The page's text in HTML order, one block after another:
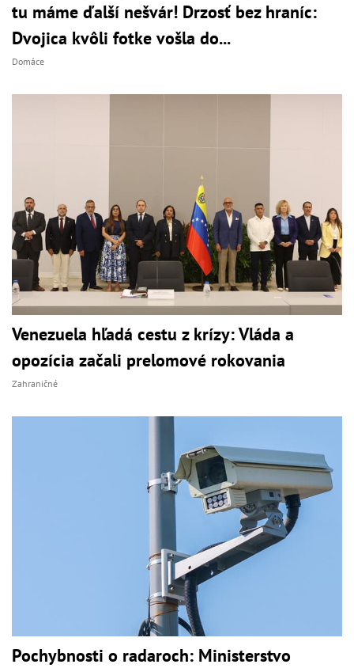
tu máme ďalší nešvár! Drzosť bez hraníc:
Dvojica kvôli fotke vošla do...
Domáce
Venezuela hľadá cestu z krízy: Vláda a
opozícia začali prelomové rokovania
Zahraničné
Pochybnosti o radaroch: Ministerstvo